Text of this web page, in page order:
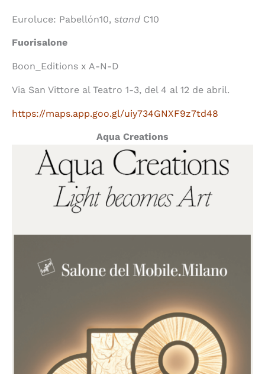
Euroluce: Pabellón10, stand C10
Fuorisalone
Boon_Editions x A-N-D
Via San Vittore al Teatro 1-3, del 4 al 12 de abril.
https://maps.app.goo.gl/uiy734GNXF9z7td48
Aqua Creations